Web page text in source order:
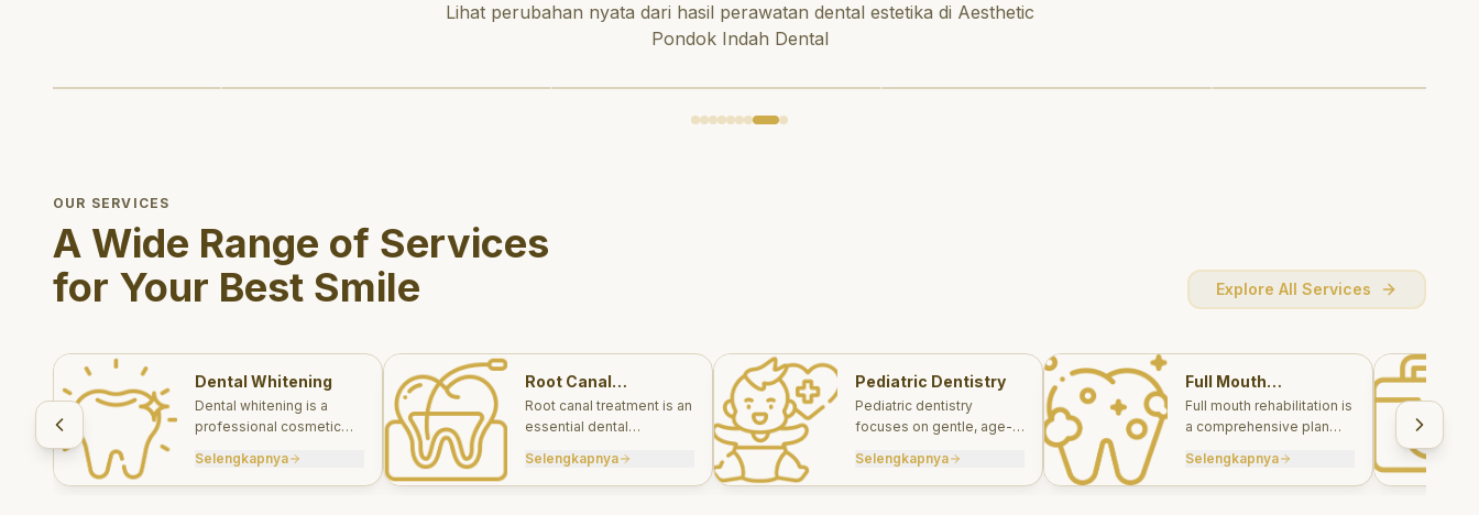
Lihat perubahan nyata dari hasil perawatan dental estetika di Aesthetic
Pondok Indah Dental
OUR SERVICES
A Wide Range of Services
for Your Best Smile
Explore All Services
Dental Whitening
Dental whitening is a
professional cosmetic
brighten your smile safely
and effectively.
Selengkapnya
Root Canal
Treatments
Root canal treatment is an
essential dental
save a tooth that has
been severely damaged
Selengkapnya
Pediatric Dentistry
Pediatric dentistry
focuses on gentle, age-
for infants, children, and
teens.
Selengkapnya
Full Mouth
Rehabilitations
Full mouth rehabilitation is
a comprehensive plan
aesthetic treatments to
rebuild function, comfort,
Selengkapnya